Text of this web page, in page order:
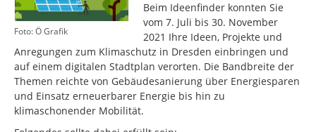
Foto: Ö Grafik
Beim Ideenfinder konnten Sie
vom 7. Juli bis 30. November
2021 Ihre Ideen, Projekte und
Anregungen zum Klimaschutz in Dresden einbringen und
auf einem digitalen Stadtplan verorten. Die Bandbreite der
Themen reichte von Gebäudesanierung über Energiesparen
und Einsatz erneuerbarer Energie bis hin zu
klimaschonender Mobilität.